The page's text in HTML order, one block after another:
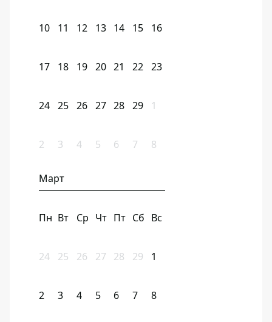
10 11 12 13 14 15 16
17 18 19 20 21 22 23
24 25 26 27 28 29 1
2 3 4 5 6 7 8
Март
Пн Вт Ср Чт Пт Сб Вс
24 25 26 27 28 29 1
2 3 4 5 6 7 8